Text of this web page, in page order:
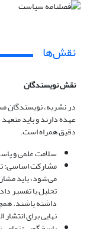
نقش‌ها
نقش نویسندگان
در نشریه، نویسندگان
عهده دارند و باید
دقیق همراه است.
سلامت علمی و
مشارکت اساسی:
می‌شود، باید
تحلیل یا تفسیر
داشته باشند.
نهایی برای